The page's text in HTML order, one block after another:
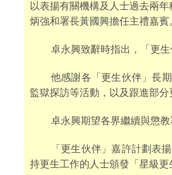
以表揚有關機構及人士過去兩
炳強和署長黃國興擔任主禮嘉賓
卓永興致辭時指出，「更
他感謝各「更生伙伴」長
監獄探訪等活動，以及跟進部
卓永興期望各界繼續與懲
「更生伙伴」嘉許計劃表
持更生工作的人士頒發「星級